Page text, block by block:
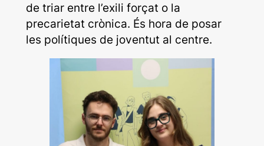
de triar entre l’exili forçat o la
precarietat crònica. És hora de posar
les polítiques de joventut al centre.